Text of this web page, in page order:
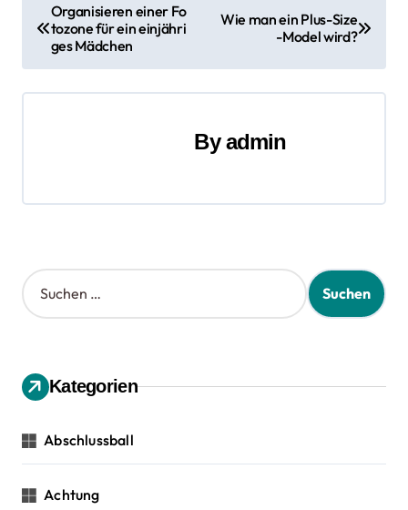
i
s
n
v
g
a
Organisieren einer Fo
tozone für ein einjähri
ges Mädchen
Wie man ein Plus-Size
-Model wird?
Byadmin
S
u
n
n
c
Kategorien
Abschlussball
Achtung